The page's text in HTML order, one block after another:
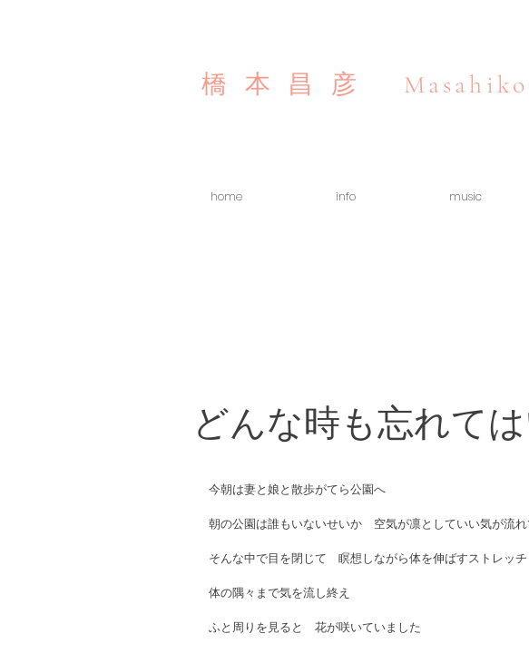
橋本昌彦
home info music
どんな時も忘れて
今朝は妻と娘と散歩がてら公園へ
朝の公園は誰もいないせいか　空気が凛としていい気が流
そんな中で目を閉じて　瞑想しながら体を伸ばすストレッチ
体の隅々まで気を流し終え
ふと周りを見ると　花が咲いていました